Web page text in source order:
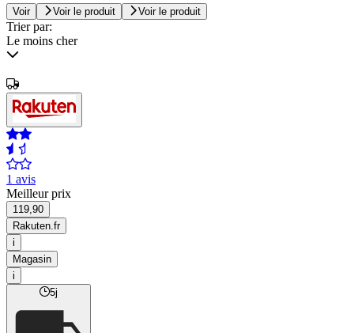
Voir Voir le produit Voir le produit
Trier par:
Le moins cher
1 avis
Meilleur prix
119,90
Rakuten.fr
i
Magasin
i
5j